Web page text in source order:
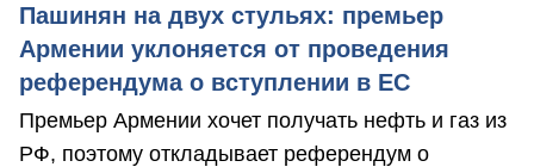
Пашинян на двух стульях: премьер
Армении уклоняется от проведения
референдума о вступлении в ЕС
Премьер Армении хочет получать нефть и газ из
РФ, поэтому откладывает референдум о